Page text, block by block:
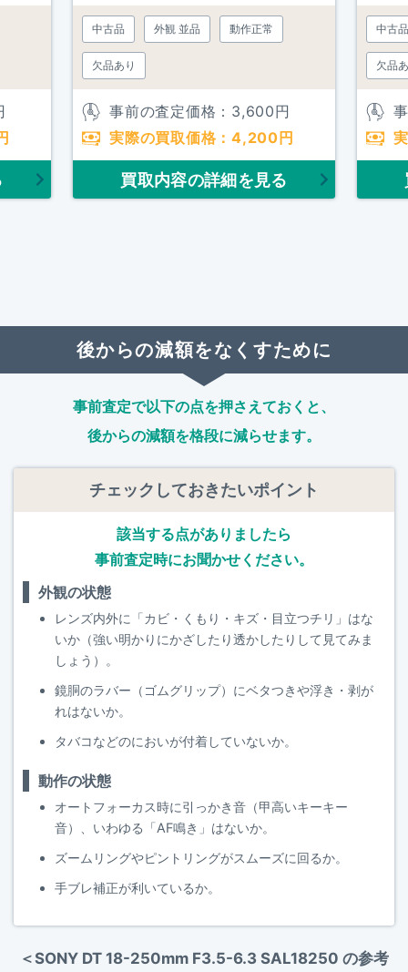
中古品 外観 並品 動作正常
欠品あり
事前の査定価格： 3,600円
実際の買取価格： 4,200 円
買取内容の詳細を見る
中古品
欠品
後からの減額をなくすために
事前査定で以下の点を押さえておくと、
後からの減額を格段に減らせます。
チェックしておきたいポイント
該当する点がありましたら
事前査定時にお聞かせください。
外観の状態
レンズ内外に「カビ・くもり・キズ・目立つチリ」はな
いか（強い明かりにかざしたり透かしたりして見てみま
しょう）。
鏡胴のラバー（ゴムグリップ）にベタつきや浮き・剥が
れはないか。
タバコなどのにおいが付着していないか。
動作の状態
オートフォーカス時に引っかき音（甲高いキーキー
音）、いわゆる「AF鳴き」はないか。
ズームリングやピントリングがスムーズに回るか。
手ブレ補正が利いているか。
＜SONY DT 18-250mm F3.5-6.3 SAL18250 の参考